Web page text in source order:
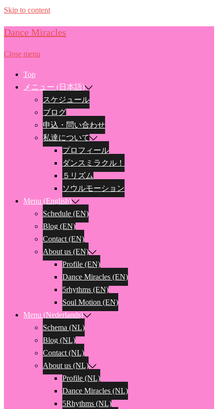
Skip to content
Dance Miracles
Close menu
Top
メニュー (日本語)
スケジュール
ブログ
申込・問い合わせ
私達について
プロフィール
ダンスミラクル！
５リズム
ソウルモーション
Menu (English)
Schedule (EN)
Blog (EN)
Contact (EN)
About us (EN)
Profile (EN)
Dance Miracles (EN)
5rhythms (EN)
Soul Motion (EN)
Menu (Nederlands)
Schema (NL)
Blog (NL)
Contact (NL)
About us (NL)
Profile (NL)
Dance Miracles (NL)
5Rhythms (NL)